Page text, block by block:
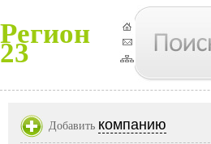
Регион
23
Добавить компанию